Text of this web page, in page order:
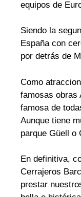
equipos de
Siendo la
España con
por detrás de
Como
famosas obras
famosa de
Aunque tiene
parque Güell o
En definitiva,
Cerrajeros
prestar